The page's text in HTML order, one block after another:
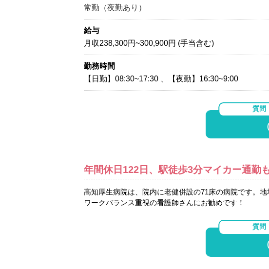
常勤（夜勤あり）
給与
月収238,300円~300,900円 (手当含む)
勤務時間
【日勤】08:30~17:30 、【夜勤】16:30~9:00
質問
年間休日122日、駅徒歩3分マイカー通勤
高知厚生病院は、院内に老健併設の71床の病院です。
ワークバランス重視の看護師さんにお勧めです！
質問